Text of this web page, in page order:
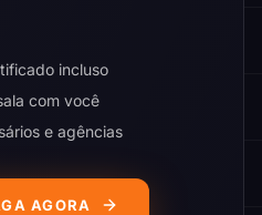
incluso
com você
e agências
AGORA